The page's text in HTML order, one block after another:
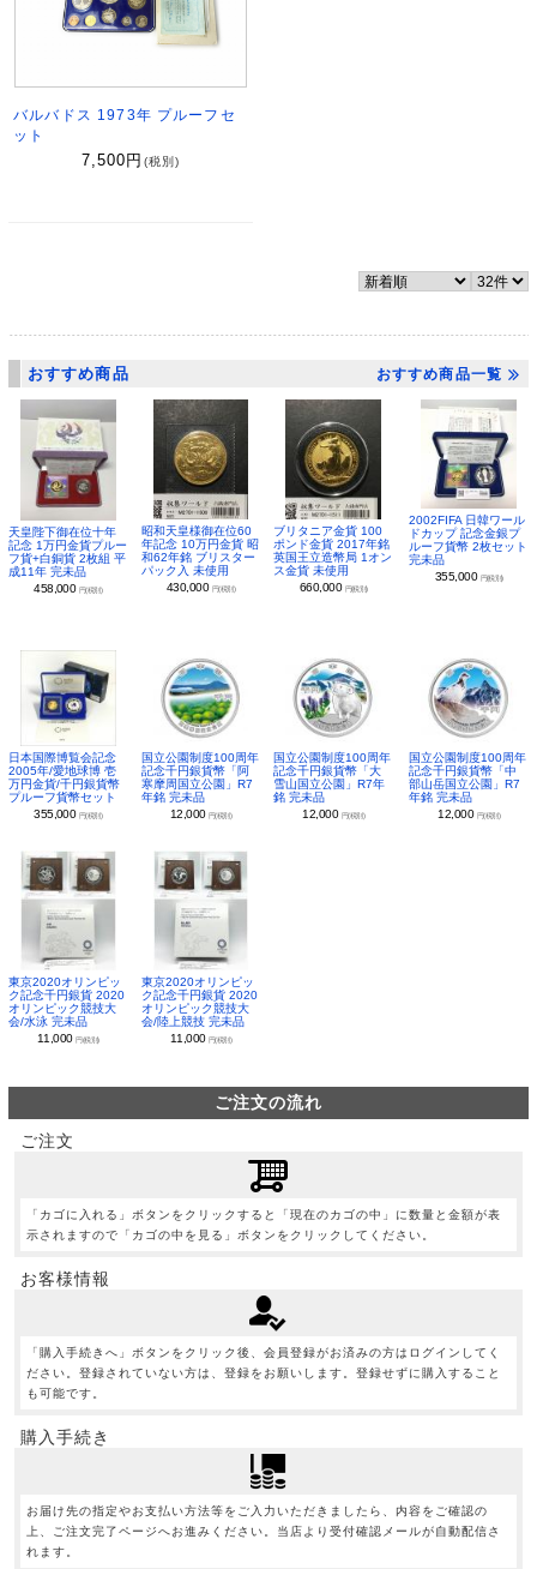
バルバドス 1973年 プルーフセ
ット
7,500 円 (税別)
おすすめ商品 おすすめ商品一覧
天皇陛下御在位十年
記念 1万円金貨プルー
フ貨+白銅貨 2枚組 平
成11年 完未品
458,000 円(税別)
昭和天皇様御在位60
年記念 10万円金貨 昭
和62年銘 ブリスター
パック入 未使用
430,000 円(税別)
ブリタニア金貨 100
ポンド金貨 2017年銘
英国王立造幣局 1オン
ス金貨 未使用
660,000 円(税別)
2002FIFA 日韓ワール
ドカップ 記念金銀プ
ルーフ貨幣 2枚セット
完未品
355,000 円(税別)
日本国際博覧会記念
2005年/愛地球博 壱
万円金貨/千円銀貨幣
プルーフ貨幣セット
355,000 円(税別)
国立公園制度100周年
記念千円銀貨幣「阿
寒摩周国立公園」R7
年銘 完未品
12,000 円(税別)
国立公園制度100周年
記念千円銀貨幣「大
雪山国立公園」R7年
銘 完未品
12,000 円(税別)
国立公園制度100周年
記念千円銀貨幣「中
部山岳国立公園」R7
年銘 完未品
12,000 円(税別)
東京2020オリンピッ
ク記念千円銀貨 2020
オリンピック競技大
会/水泳 完未品
11,000円(税別)
東京2020オリンピッ
ク記念千円銀貨 2020
オリンピック競技大
会/陸上競技 完未品
11,000 円(税別)
ご注文の流れ
ご注文
「カゴに入れる」ボタンをクリックすると「現在のカゴの中」に数量と金額が表
示されますので「カゴの中を見る」ボタンをクリックしてください。
お客様情報
「購入手続きへ」ボタンをクリック後、会員登録がお済みの方はログインしてく
ださい。登録されていない方は、登録をお願いします。登録せずに購入すること
も可能です。
購入手続き
お届け先の指定やお支払い方法等をご入力いただきましたら、内容をご確認の
上、ご注文完了ページへお進みください。当店より受付確認メールが自動配信さ
れます。